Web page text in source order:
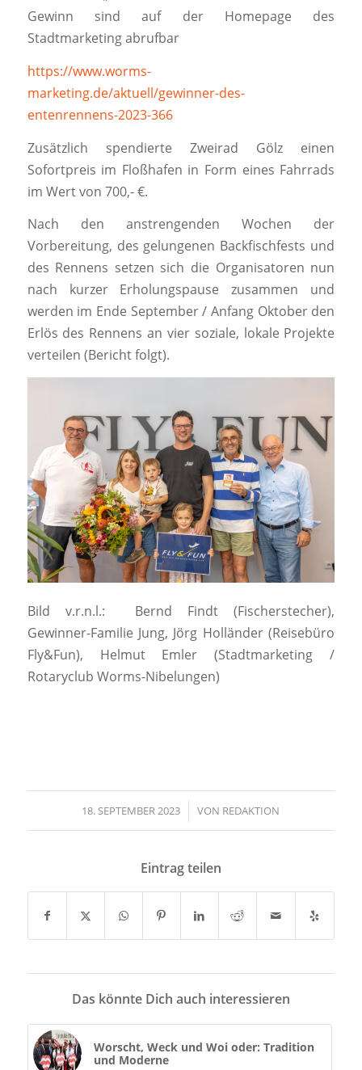
Gewinn sind auf der Homepage des
Stadtmarketing abrufbar
https://www.worms-
marketing.de/aktuell/gewinner-des-
entenrennens-2023-366
Zusätzlich spendierte Zweirad Gölz einen
Sofortpreis im Floßhafen in Form eines Fahrrads
im Wert von 700,- €.
Nach den anstrengenden Wochen der
Vorbereitung, des gelungenen Backfischfests und
des Rennens setzen sich die Organisatoren nun
nach kurzer Erholungspause zusammen und
werden im Ende September / Anfang Oktober den
Erlös des Rennens an vier soziale, lokale Projekte
verteilen (Bericht folgt).
Bild v.r.n.l.: Bernd Findt (Fischerstecher),
Gewinner-Familie Jung, Jörg Holländer (Reisebüro
Fly&Fun), Helmut Emler (Stadtmarketing /
Rotaryclub Worms-Nibelungen)
18. SEPTEMBER 2023
/ VON REDAKTION
Eintrag teilen
Das könnte Dich auch interessieren
Worscht, Weck und Woi oder: Tradition
und Moderne